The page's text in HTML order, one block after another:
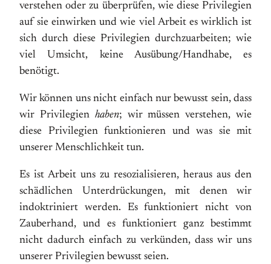
verstehen oder zu überprüfen, wie diese Privilegien
auf sie einwirken und wie viel Arbeit es wirklich ist
sich durch diese Privilegien durchzuarbeiten; wie
viel Umsicht, keine Ausübung/Handhabe, es
benötigt.
Wir können uns nicht einfach nur bewusst sein, dass
wir Privilegien haben; wir müssen verstehen, wie
diese Privilegien funktionieren und was sie mit
unserer Menschlichkeit tun.
Es ist Arbeit uns zu resozialisieren, heraus aus den
schädlichen Unterdrückungen, mit denen wir
indoktriniert werden. Es funktioniert nicht von
Zauberhand, und es funktioniert ganz bestimmt
nicht dadurch einfach zu verkünden, dass wir uns
unserer Privilegien bewusst seien.